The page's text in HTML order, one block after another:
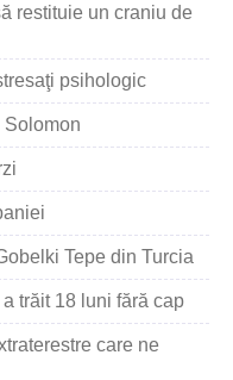
restituie un craniu de
psihologic
Tepe din Turcia
trăit 18 luni fără cap
care ne